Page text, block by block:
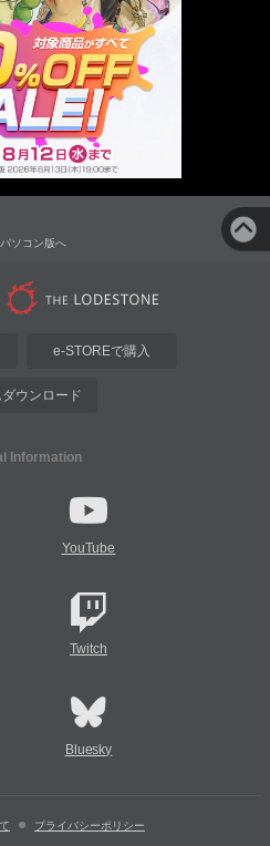
パソコン版へ
e-STOREで購入
ウンロード
Information
YouTube
Twitch
Bluesky
プライバシーポリシー